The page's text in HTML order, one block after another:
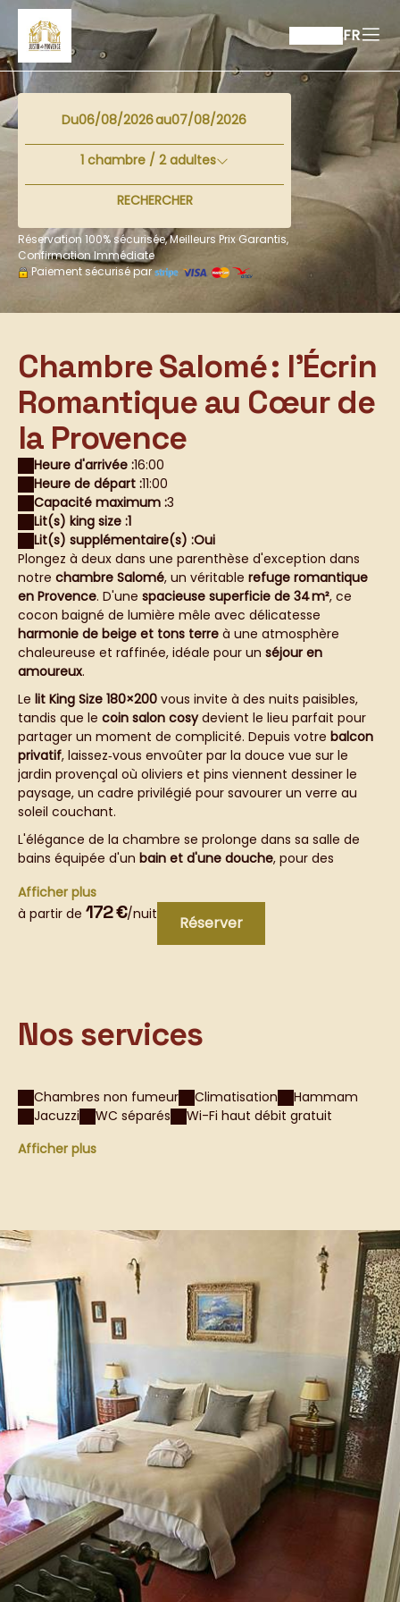
FR
Du au
1 chambre / 2adultes
RECHERCHER
Réservation 100% sécurisée, Meilleurs Prix Garantis,
Confirmation Immédiate
Paiement sécurisé par
Chambre Salomé : l’Écrin
Romantique au Cœur de
la Provence
Heure d'arrivée :16:00
Heure de départ :11:00
Capacité maximum :3
Lit(s) king size :1
Lit(s) supplémentaire(s) :Oui
Plongez à deux dans une parenthèse d'exception dans
notre chambre Salomé, un véritable refuge romantique
en Provence. D'une spacieuse superficie de 34 m², ce
cocon baigné de lumière mêle avec délicatesse
harmonie de beige et tons terre à une atmosphère
chaleureuse et raffinée, idéale pour un séjour en
amoureux.
Le lit King Size 180×200 vous invite à des nuits paisibles,
tandis que le coin salon cosydevient le lieu parfait pour
partager un moment de complicité. Depuis votre balcon
privatif, laissez‑vous envoûter par la douce vue sur le
jardin provençal où oliviers et pins viennent dessiner le
paysage, un cadre privilégié pour savourer un verre au
soleil couchant.
L'élégance de la chambre se prolonge dans sa salle de
bains équipée d'un bain et d'une douche, pour des
séparées. Climatisation et
gratuitecomplètent ce tableau de confort irrésistible.
Salomé est bien plus qu'une chambre d'hôtes : c'est une
Afficher plus
à partir de 172 €/nuit Réserver
Nos services
Chambres non fumeur Climatisation
Hammam
Jacuzzi
WC séparés
Wi-Fi haut débit gratuit
Afficher plus